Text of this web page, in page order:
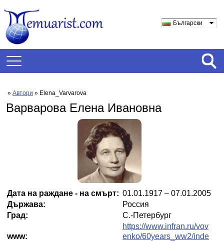
Български
» Автори » Elena_Varvarova
Варварова Елена Ивановна
Дата на раждане - на смърт: 01.01.1917 – 07.01.2005
Държава:
Россия
Град:
С.-Петербург
www:
https://www.infran.ru/vov
enko/60years_ww2/inde